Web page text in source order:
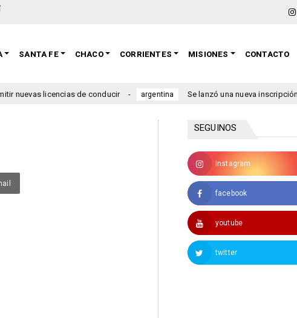
SANTA FE CHACO CORRIENTES MISIONES CONTACTO
licencias de conducir argentina Se lanzó una nueva inscripción a Becas
SEGUINOS
Instagram
facebook
youtube
twitter